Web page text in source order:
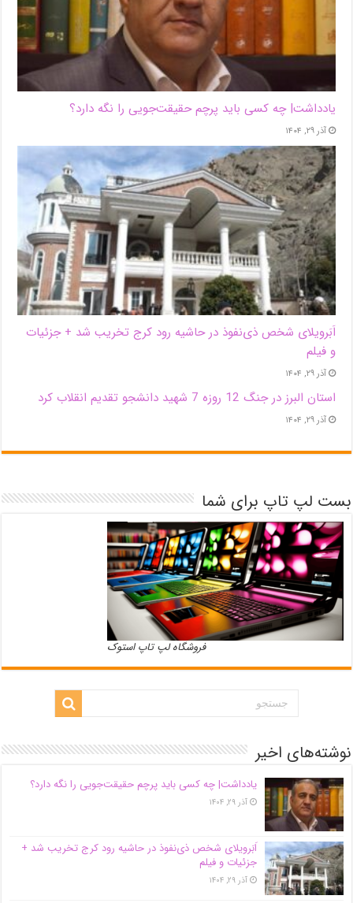
یادداشت| ‌چه کسی باید پرچم حقیقت‌جویی را نگه دارد؟
آذر ۲۹, ۱۴۰۴
اَبَر‌ویلای شخص ذی‌نفوذ در حاشیه‌ رود کرج تخریب شد + جزئیات
و فیلم
آذر ۲۹, ۱۴۰۴
استان البرز در جنگ 12 روزه 7 شهید دانشجو تقدیم انقلاب کرد
آذر ۲۹, ۱۴۰۴
بست لپ تاپ برای شما
فروشگاه لپ تاپ استوک
نوشته‌های اخیر
یادداشت| ‌چه کسی باید پرچم حقیقت‌جویی را نگه دارد؟
آذر ۲۹, ۱۴۰۴
اَبَر‌ویلای شخص ذی‌نفوذ در حاشیه‌ رود کرج تخریب شد +
جزئیات و فیلم
آذر ۲۹, ۱۴۰۴